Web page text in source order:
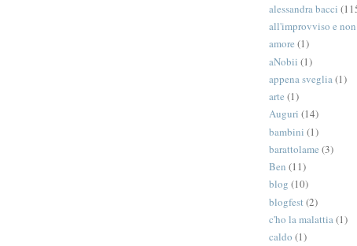
alessandra bacci
all'improvviso e non
amore (1)
aNobii (1)
appena sveglia(1)
arte (1)
Auguri (14)
bambini (1)
barattolame (3)
Ben (11)
blog (10)
blogfest (2)
c'ho la malattia(1)
caldo (1)